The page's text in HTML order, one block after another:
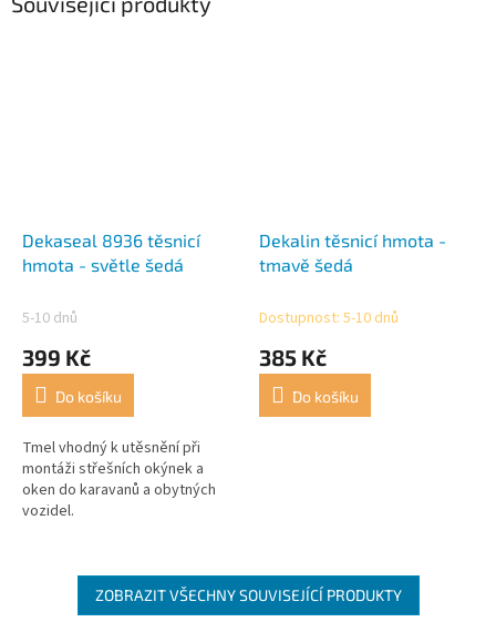
Dekaseal 8936 těsnicí
hmota - světle šedá
5-10 dnů
399 Kč
Do košíku
Tmel vhodný k utěsnění při
montáži střešních okýnek a
oken do karavanů a obytných
vozidel.
Dekalin těsnicí hmota -
tmavě šedá
Dostupnost: 5-10 dnů
385 Kč
Do košíku
ZOBRAZIT VŠECHNY SOUVISEJÍCÍ PRODUKTY